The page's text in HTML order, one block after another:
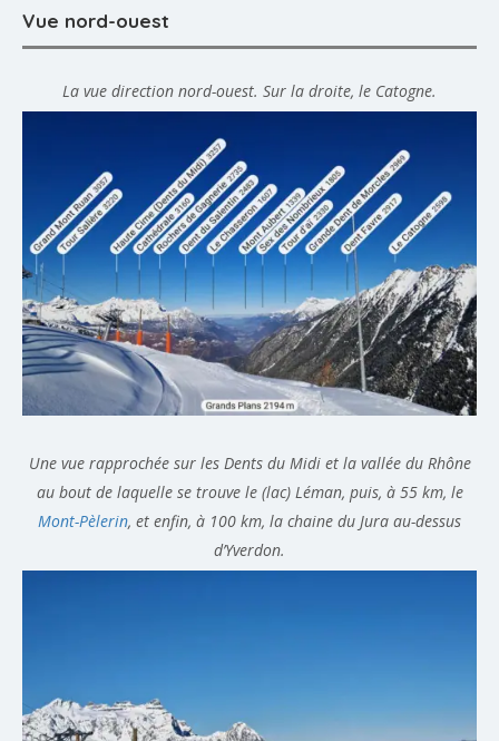
Vue nord-ouest
La vue direction nord-ouest. Sur la droite, le Catogne.
Une vue rapprochée sur les Dents du Midi et la vallée du Rhône
au bout de laquelle se trouve le (lac) Léman, puis, à 55 km, le
Mont-Pèlerin, et enfin, à 100 km, la chaine du Jura au-dessus
d’Yverdon.